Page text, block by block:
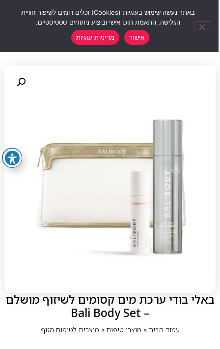
באלי בודי ערכת מים קסומים לשיזוף מושלם
– Bali Body Set
עמוד הבית» מוצרי טיפוח» מוצרים לטיפוח הגוף
באתר נעשה שימוש בעוגיות (Cookies) וכלים דומים לשיפור חוויית
הגלישה, התאמת תוכן אישי וביצוע ניתוחים סטטיסטיים.
אישור
מדיניות עוגיות